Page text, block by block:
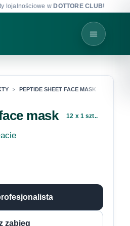
wDOTTORE CLUB!
PEPTIDE SHEET FACE MASK
mask 12 x 1 szt..
zabieg